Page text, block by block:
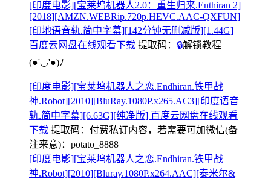
[印度电影][宝莱坞机器人2.0：重生归来.Enthiran 2]
[2018][AMZN.WEBRip.720p.HEVC.AAC-QXFUN]
[印地语音轨.简中字幕][142分钟无删减版][1.44G]
百度云网盘在线观看下载 提取码： 🔒解锁教程
(●'◡'●)ﾉ
[印度电影][宝莱坞机器人之恋.Endhiran.铁甲战
神.Robot][2010][BluRay.1080P.x265.AC3][印度语音
轨.简中字幕][6.63G][纯净版] 百度云网盘在线观看
下载 提取码： 付费私订内容，若需要可加微信(备
注来意)：potato_8888
[印度电影][宝莱坞机器人之恋.Endhiran.铁甲战
神.Robot][2010][Bluray.1080P.x264.AAC][泰米尔&